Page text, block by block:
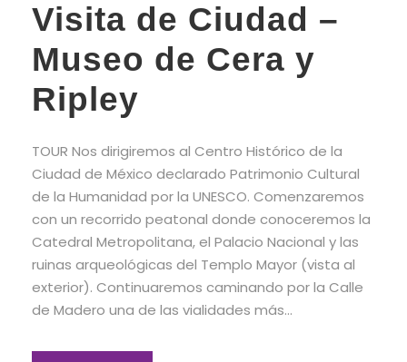
Visita de Ciudad –
Museo de Cera y
Ripley
TOUR Nos dirigiremos al Centro Histórico de la
Ciudad de México declarado Patrimonio Cultural
de la Humanidad por la UNESCO. Comenzaremos
con un recorrido peatonal donde conoceremos la
Catedral Metropolitana, el Palacio Nacional y las
ruinas arqueológicas del Templo Mayor (vista al
exterior). Continuaremos caminando por la Calle
de Madero una de las vialidades más...